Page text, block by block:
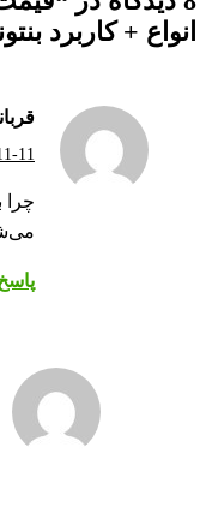
انواع + کاربرد
2025-
چرا